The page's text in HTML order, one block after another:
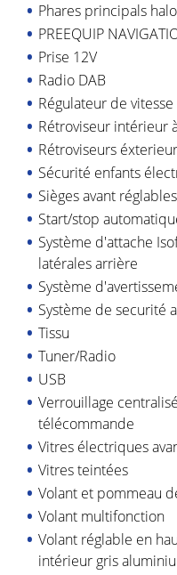
Phares principals
PREEQUIP
Prise 12V
Radio DAB
Régulateur de vitesse
Rétroviseur intérieur
Rétroviseurs
Sécurité enfants
Sièges avant
Start/stop
Système d'attache
latérales arrière
Système
Système de securité
Tissu
Tuner/Radio
USB
Verrouillage
télécommande
Vitres électriques
Vitres teintées
Volant et pommeau
Volant multifonction
Volant réglable en
intérieur gris